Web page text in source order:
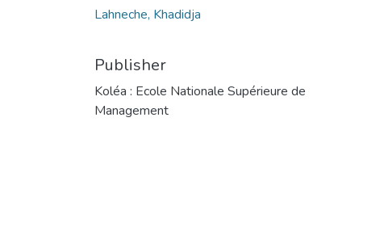
Lahneche, Khadidja
Publisher
Koléa : Ecole Nationale Supérieure de
Management